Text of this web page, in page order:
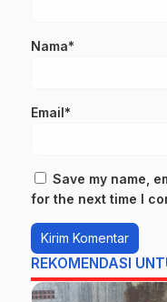
Nama*
Email*
Save my name,
for the next time I
REKOMENDASI